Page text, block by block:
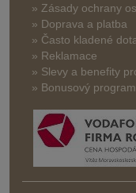
» Zásady ochrany
» Doprava a platba
» Často kladené
» Reklamace
» Slevy a benefity
» Bonusový